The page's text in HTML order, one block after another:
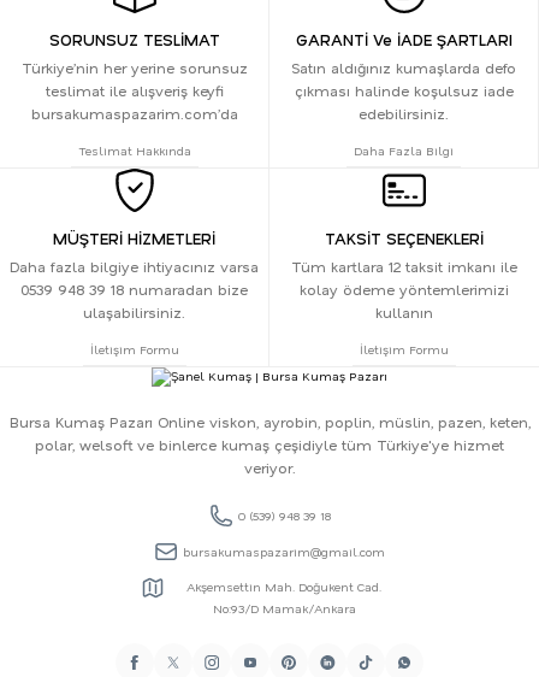
SORUNSUZ TESLİMAT
Türkiye’nin her yerine sorunsuz
teslimat ile alışveriş keyfi
bursakumaspazarim.com’da
Teslimat Hakkında
GARANTİ Ve İADE ŞARTLARI
Satın aldığınız kumaşlarda defo
çıkması halinde koşulsuz iade
edebilirsiniz.
Daha Fazla Bilgi
MÜŞTERİ HİZMETLERİ
Daha fazla bilgiye ihtiyacınız varsa
0539 948 39 18 numaradan bize
ulaşabilirsiniz.
İletişim Formu
TAKSİT SEÇENEKLERİ
Tüm kartlara 12 taksit imkanı ile
kolay ödeme yöntemlerimizi
kullanın
İletişim Formu
Bursa Kumaş Pazarı Online viskon, ayrobin, poplin, müslin, pazen, keten,
polar, welsoft ve binlerce kumaş çeşidiyle tüm Türkiye'ye hizmet
veriyor.
0 (539) 948 39 18
bursakumaspazarim@gmail.com
Akşemsettin Mah. Doğukent Cad.
No:93/D Mamak/Ankara